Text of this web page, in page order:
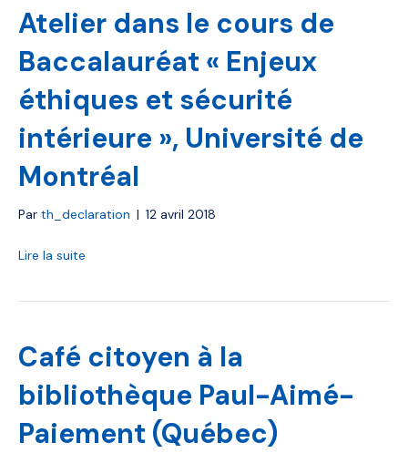
Atelier dans le cours de
Baccalauréat « Enjeux
éthiques et sécurité
intérieure », Université de
Montréal
Par th_declaration | 12 avril 2018
Lire la suite
Café citoyen à la
bibliothèque Paul-Aimé-
Paiement (Québec)